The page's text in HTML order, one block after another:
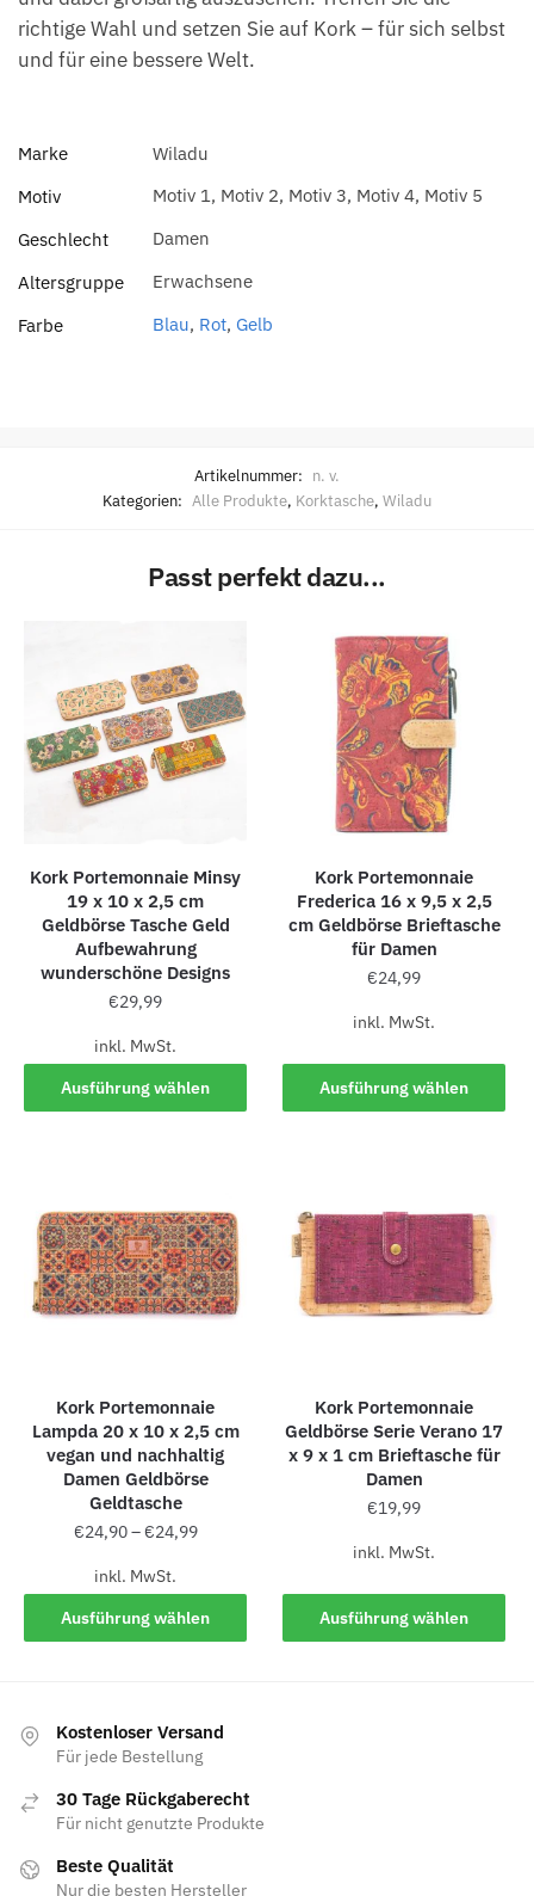
richtige Wahl und setzen Sie auf Kork – für sich selbst
und für eine bessere Welt.
Marke
Wiladu
Motiv
Motiv 1, Motiv 2, Motiv 3, Motiv 4, Motiv 5
Geschlecht
Damen
Altersgruppe
Erwachsene
Farbe
Blau, Rot, Gelb
Artikelnummer: n. v.
Kategorien: Alle Produkte, Korktasche, Wiladu
Passt perfekt dazu...
Kork Portemonnaie Minsy
19 x 10 x 2,5 cm
Geldbörse Tasche Geld
Aufbewahrung
wunderschöne Designs
€29,99
inkl. MwSt.
Ausführung wählen
Kork Portemonnaie
Frederica 16 x 9,5 x 2,5
cm Geldbörse Brieftasche
für Damen
€24,99
inkl. MwSt.
Ausführung wählen
Kork Portemonnaie
Lampda 20 x 10 x 2,5 cm
vegan und nachhaltig
Damen Geldbörse
Geldtasche
€24,90–€24,99
inkl. MwSt.
Ausführung wählen
Kork Portemonnaie
Geldbörse Serie Verano 17
x 9 x 1 cm Brieftasche für
Damen
€19,99
inkl. MwSt.
Ausführung wählen
Kostenloser Versand
Für jede Bestellung
30 Tage Rückgaberecht
Für nicht genutzte Produkte
Beste Qualität
Nur die besten Hersteller